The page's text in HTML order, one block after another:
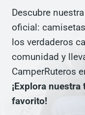
Descubre
merchandising
diseñadas para
camperruteros.
lleva contigo el
tus aventuras.
¡Explora nuestra